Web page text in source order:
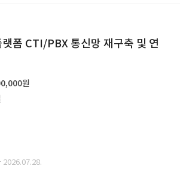
폼 CTI/PBX 통신망 재구축 및 연
원
2026.07.28.